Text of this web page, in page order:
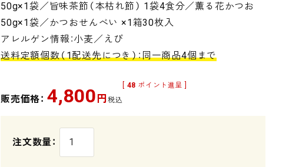
50g×1袋／旨味茶節（本枯れ節） 1袋4食分／薫る花かつお
50g×1袋／かつおせんべい ×1箱30枚入
アレルゲン情報：小麦／えび
送料定額個数（1配送先につき）：同一商品4個まで
販売価格： 4,800 円 税込
48 ポイント進呈 ]